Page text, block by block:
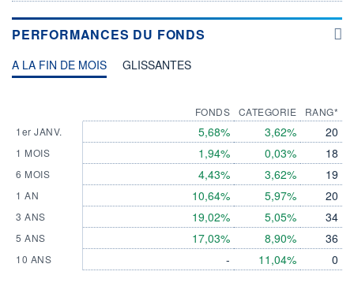
PERFORMANCES DU FONDS
A LA FIN DE MOIS GLISSANTES
1er JANV.
1 MOIS
6 MOIS
1 AN
3 ANS
5 ANS
10 ANS
FONDS
5,68%
1,94%
4,43%
10,64%
19,02%
17,03%
-
CATEGORIE
3,62%
0,03%
3,62%
5,97%
5,05%
8,90%
11,04%
RANG*
20
18
19
20
34
36
0